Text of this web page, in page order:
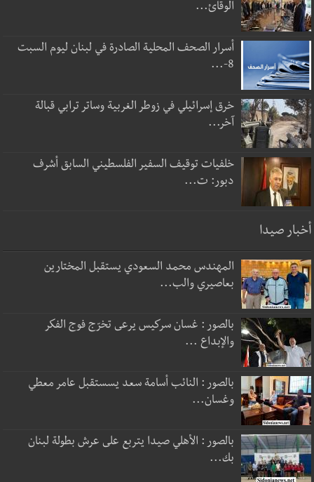
الوقائ...
أسرار الصحف المحلية الصادرة في لبنان ليوم السبت
8-...
خرق إسرائيلي في زوطر الغربية وساتر ترابي قبالة
آخر...
خلفيات توقيف السفير الفلسطيني السابق أشرف
دبور: ت...
أخبار صيدا
المهندس محمد السعودي يستقبل المختارين
بعاصيري والب...
بالصور : غسان سركيس يرعى تخرّج فوج الفكر
والإبداع ...
بالصور : النائب أسامة سعد يسستقبل عامر معطي
وغسان...
بالصور : الأهلي صيدا يتربع على عرش بطولة لبنان
بك...